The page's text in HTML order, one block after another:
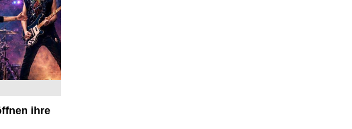
im Summer
ihre